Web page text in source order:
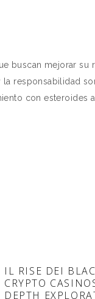
buscan mejorar
responsabilidad
con esteroides
IL RISE DEI
CRYPTO
DEPTH